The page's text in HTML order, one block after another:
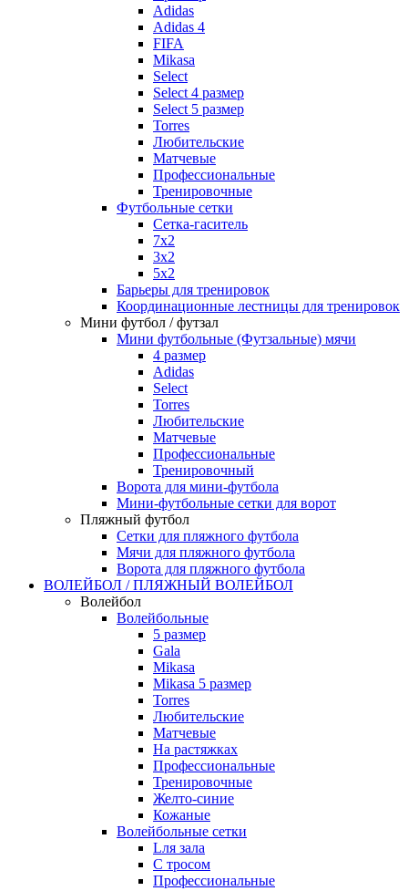
Adidas
Adidas 4
FIFA
Mikasa
Select
Select 4 размер
Select 5 размер
Torres
Любительские
Матчевые
Профессиональные
Тренировочные
Футбольные сетки
Сетка-гаситель
7x2
3х2
5х2
Барьеры для тренировок
Координационные лестницы для тренировок
Мини футбол / футзал
Мини футбольные (Футзальные) мячи
4 размер
Adidas
Select
Torres
Любительские
Матчевые
Профессиональные
Тренировочный
Ворота для мини-футбола
Мини-футбольные сетки для ворот
Пляжный футбол
Сетки для пляжного футбола
Мячи для пляжного футбола
Ворота для пляжного футбола
ВОЛЕЙБОЛ / ПЛЯЖНЫЙ ВОЛЕЙБОЛ
Волейбол
Волейбольные
5 размер
Gala
Mikasa
Mikasa 5 размер
Torres
Любительские
Матчевые
На растяжках
Профессиональные
Тренировочные
Желто-синие
Кожаные
Волейбольные сетки
Lля зала
C тросом
Профессиональные